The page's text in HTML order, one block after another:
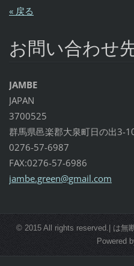
« 戻る
お問い合わせ
JAMBE
JAPAN
3700525
群馬県邑楽郡大泉町日の出3-
0276-57-6987
FAX:0276-57-6986
jambe.green@gmail.com
© 2015 All rights reserved.| は無
Powered